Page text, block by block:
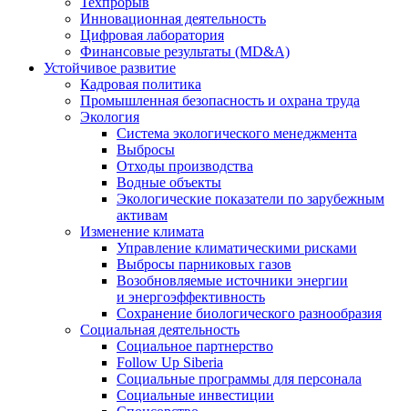
Инновационная деятельность
Цифровая лаборатория
Финансовые результаты (MD&A)
Устойчивое развитие
Кадровая политика
Промышленная безопасность и охрана труда
Экология
Система экологического менеджмента
Выбросы
Отходы производства
Водные объекты
Экологические показатели по зарубежным
активам
Изменение климата
Управление климатическими рисками
Выбросы парниковых газов
Возобновляемые источники энергии
и энергоэффективность
Сохранение биологического разнообразия
Социальная деятельность
Социальное партнерство
Follow Up Siberia
Социальные программы для персонала
Социальные инвестиции